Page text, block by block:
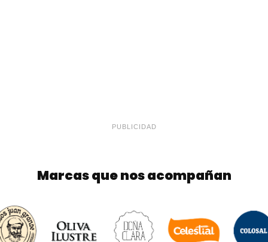
PUBLICIDAD
Marcas que nos acompañan